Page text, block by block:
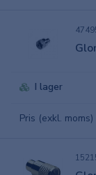
I lager
Pris (exkl. moms)